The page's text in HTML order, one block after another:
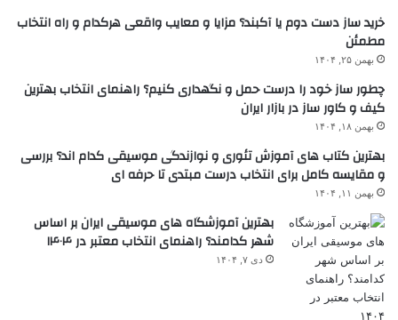
خرید ساز دست دوم یا آکبند؟ مزایا و معایب واقعی هرکدام و راه انتخاب
مطمئن
بهمن ۲۵, ۱۴۰۴
چطور ساز خود را درست حمل و نگهداری کنیم؟ راهنمای انتخاب بهترین
کیف و کاور ساز در بازار ایران
بهمن ۱۸, ۱۴۰۴
بهترین کتاب های آموزش تئوری و نوازندگی موسیقی کدام اند؟ بررسی
و مقایسه کامل برای انتخاب درست مبتدی تا حرفه ای
بهمن ۱۱, ۱۴۰۴
بهترین آموزشگاه های موسیقی ایران بر اساس
شهر کدامند؟ راهنمای انتخاب معتبر در ۱۴۰۴
دی ۷, ۱۴۰۴